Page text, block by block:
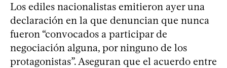
Los ediles nacionalistas emitieron ayer una
declaración en la que denuncian que nunca
fueron “convocados a participar de
negociación alguna, por ninguno de los
protagonistas”. Aseguran que el acuerdo entre